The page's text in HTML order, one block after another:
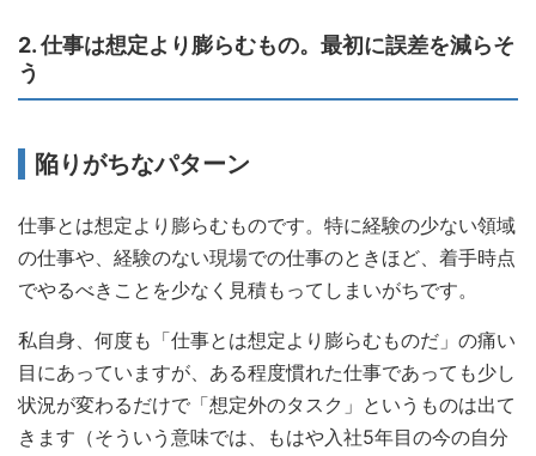
2. 仕事は想定より膨らむもの。最初に誤差を減らそ
う
陥りがちなパターン
仕事とは想定より膨らむものです。特に経験の少ない領域
の仕事や、経験のない現場での仕事のときほど、着手時点
でやるべきことを少なく見積もってしまいがちです。
私自身、何度も「仕事とは想定より膨らむものだ」の痛い
目にあっていますが、ある程度慣れた仕事であっても少し
状況が変わるだけで「想定外のタスク」というものは出て
きます（そういう意味では、もはや入社5年目の今の自分